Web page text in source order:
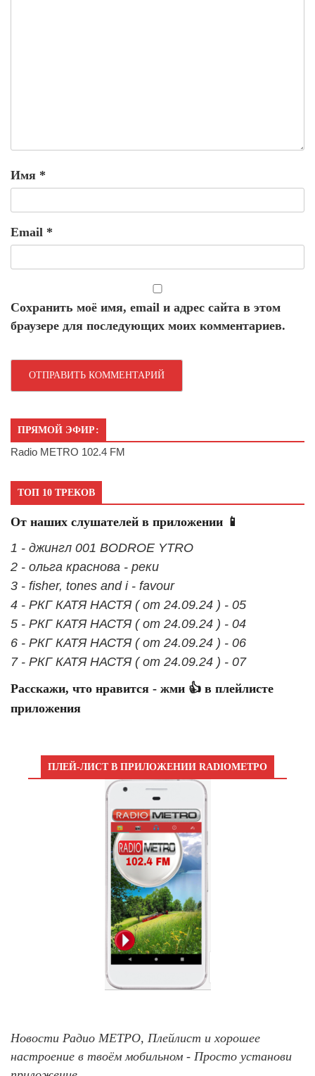
Имя *
Email *
Сохранить моё имя, email и адрес сайта в этом
браузере для последующих моих комментариев.
ПРЯМОЙ ЭФИР:
Radio METRO 102.4 FM
ТОП 10 ТРЕКОВ
От наших слушателей в приложении 📱
1 - джингл 001 BODROE YTRO
2 - ольга краснова - реки
3 - fisher, tones and i - favour
4 - РКГ КАТЯ НАСТЯ ( от 24.09.24 ) - 05
5 - РКГ КАТЯ НАСТЯ ( от 24.09.24 ) - 04
6 - РКГ КАТЯ НАСТЯ ( от 24.09.24 ) - 06
7 - РКГ КАТЯ НАСТЯ ( от 24.09.24 ) - 07
Расскажи, что нравится - жми 👍 в плейлисте
приложения
ПЛЕЙ-ЛИСТ В ПРИЛОЖЕНИИ RADIOМЕТРО
Новости Радио МЕТРО, Плейлист и хорошее
настроение в твоём мобильном - Просто установи